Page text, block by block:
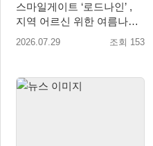
스마일게이트 ‘로드나인’ ,
지역 어르신 위한 여름나기
지원 및 기부 캠페인 진행
2026.07.29 조회 153